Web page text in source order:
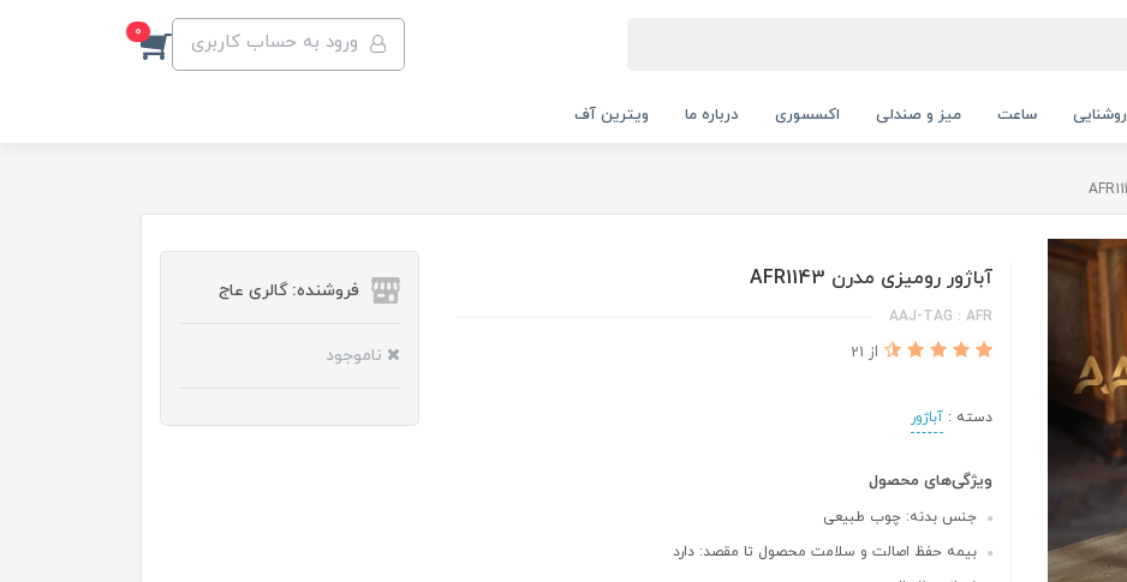
ورود به حساب کاربری 0
روشنایی ساعت میز و صندلی اکسسوری درباره ما ویترین آف
آباژور رومیزی مدرن AFR1143
AAJ-TAG : AFR
از 21
دسته :آباژور
ویژگی‌های محصول
جنس بدنه: چوب طبیعی
بیمه حفظ اصالت و سلامت محصول تا مقصد: دارد
فروشنده: گالری عاج
ناموجود